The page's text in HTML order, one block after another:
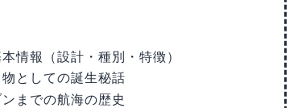
情報（設計・種別・特徴）
としての誕生秘話
までの航海の歴史